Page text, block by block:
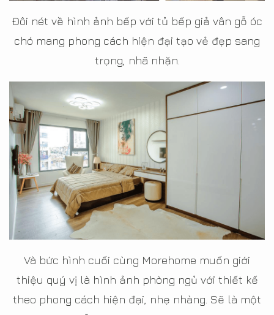
Đôi nét về hình ảnh bếp với tủ bếp giả vân gỗ óc
chó mang phong cách hiện đại tạo vẻ đẹp sang
trọng, nhã nhặn.
Và bức hình cuối cùng Morehome muốn giới
thiệu quý vị là hình ảnh phòng ngủ với thiết kế
theo phong cách hiện đại, nhẹ nhàng. Sẽ là một